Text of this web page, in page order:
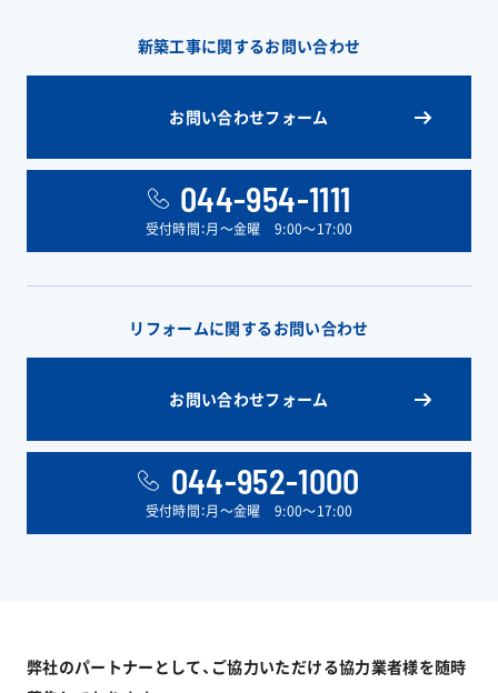
新築工事に関するお問い合わせ
お問い合わせフォーム
044-954-1111
受付時間：月〜金曜 9:00〜17:00
リフォームに関するお問い合わせ
お問い合わせフォーム
044-952-1000
受付時間：月〜金曜 9:00〜17:00
弊社のパートナーとして、ご協力いただける協力業者様を随時